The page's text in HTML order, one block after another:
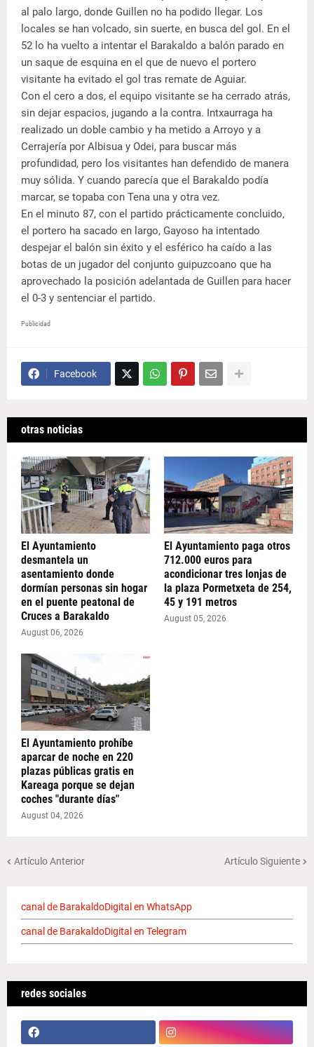
al palo largo, donde Guillen no ha podido llegar. Los
locales se han volcado, sin suerte, en busca del gol. En el
52 lo ha vuelto a intentar el Barakaldo a balón parado en
un saque de esquina en el que de nuevo el portero
visitante ha evitado el gol tras remate de Aguiar.
Con el cero a dos, el equipo visitante se ha cerrado atrás,
sin dejar espacios, jugando a la contra. Intxaurraga ha
realizado un doble cambio y ha metido a Arroyo y a
Cerrajería por Albisua y Odei, para buscar más
profundidad, pero los visitantes han defendido de manera
muy sólida. Y cuando parecía que el Barakaldo podía
marcar, se topaba con Tena una y otra vez.
En el minuto 87, con el partido prácticamente concluido,
el portero ha sacado en largo, Gayoso ha intentado
despejar el balón sin éxito y el esférico ha caído a las
botas de un jugador del conjunto guipuzcoano que ha
aprovechado la posición adelantada de Guillen para hacer
el 0-3 y sentenciar el partido.
Publicidad
Facebook
otras noticias
El Ayuntamiento
desmantela un
asentamiento donde
dormían personas sin hogar
en el puente peatonal de
Cruces a Barakaldo
August 06, 2026
El Ayuntamiento paga otros
712.000 euros para
acondicionar tres lonjas de
la plaza Pormetxeta de 254,
45 y 191 metros
August 05, 2026
El Ayuntamiento prohíbe
aparcar de noche en 220
plazas públicas gratis en
Kareaga porque se dejan
coches "durante días"
August 04, 2026
Artículo Anterior Artículo Siguiente
canal de BarakaldoDigital en WhatsApp
canal de BarakaldoDigital en Telegram
redes sociales